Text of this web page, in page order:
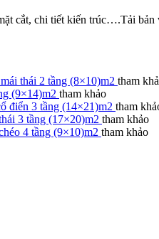
cắt, chi tiết kiến trúc….Tải
thái 2 tầng (8×10)m2 tham
(9×14)m2 tham khảo
điển 3 tầng (14×21)m2 tham
3 tầng (17×20)m2 tham khảo
4 tầng (9×10)m2 tham khảo